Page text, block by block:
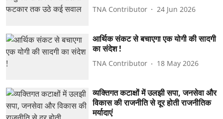
TNA Contributor 24 Jun 2026
आर्थिक संकट से बचाएगा एक योगी की सादगी
का संदेश !
TNA Contributor 18 May 2026
व्यक्तिगत कटाक्षों में उलझी सपा, जनसेवा और
विकास की राजनीति से दूर होती राजनीतिक
मर्यादाएं